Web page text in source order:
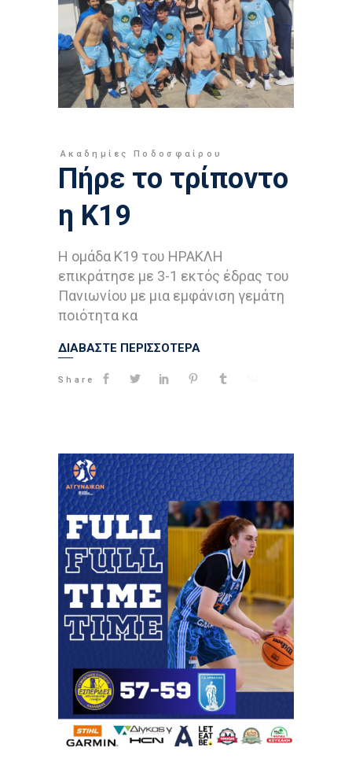
Ακαδημίες Ποδοσφαίρου
Πήρε το τρίποντο
η Κ19
Η ομάδα Κ19 του ΗΡΑΚΛΗ
επικράτησε με 3-1 εκτός έδρας του
Πανιωνίου με μια εμφάνιση γεμάτη
ποιότητα κα
ΔΙΑΒΑΣΤΕ ΠΕΡΙΣΣΟΤΕΡΑ
Share